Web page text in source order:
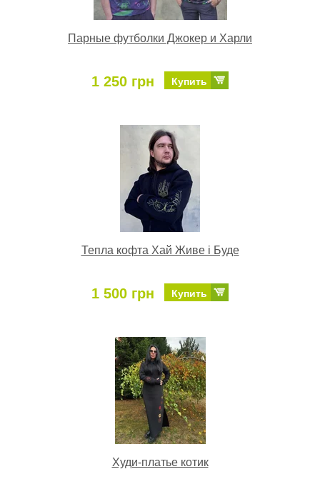
Парные футболки Джокер и Харли
1 250 грн Купить
Тепла кофта Хай Живе і Буде
1 500 грн Купить
Худи-платье котик